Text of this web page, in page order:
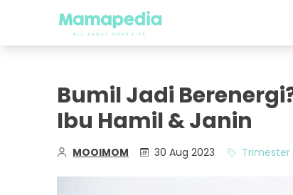
Bumil Jadi
Ibu Hamil & Janin
MOOIMOM 30 Aug 2023